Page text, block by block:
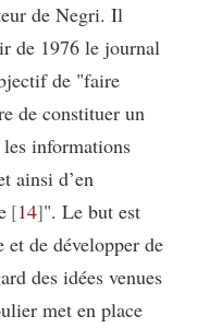
de Negri. Il
de 1976 le journal
de "faire
de constituer un
informations
ainsi d’en
14 ". Le but est
de développer de
des idées venues
met en place